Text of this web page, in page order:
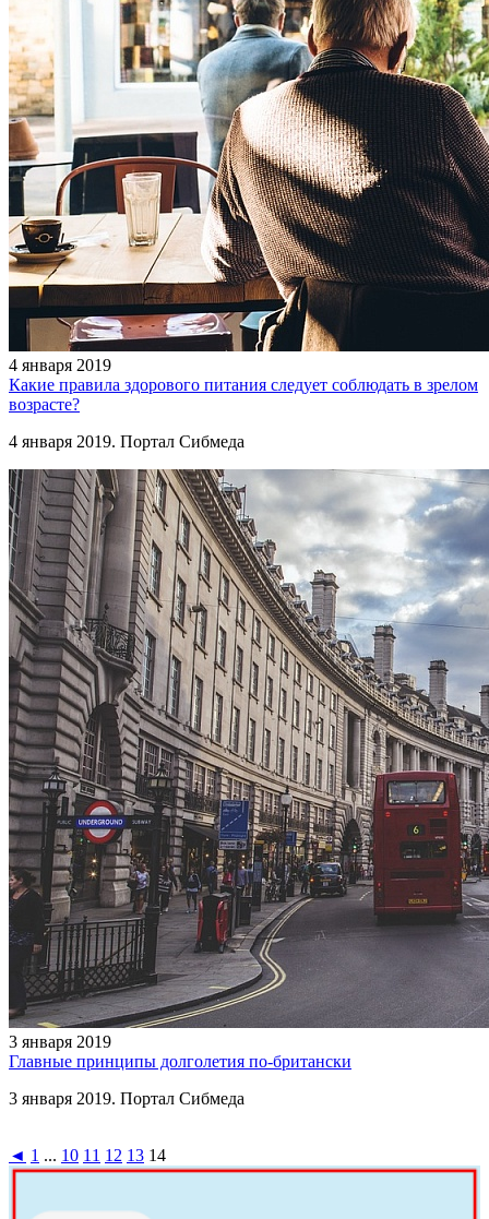
4 января 2019
Какие правила здорового питания следует соблюдать в зрелом
возрасте?
4 января 2019. Портал Сибмеда
3 января 2019
Главные принципы долголетия по-британски
3 января 2019. Портал Сибмеда
◄ 1 ... 10 11 12 13 14